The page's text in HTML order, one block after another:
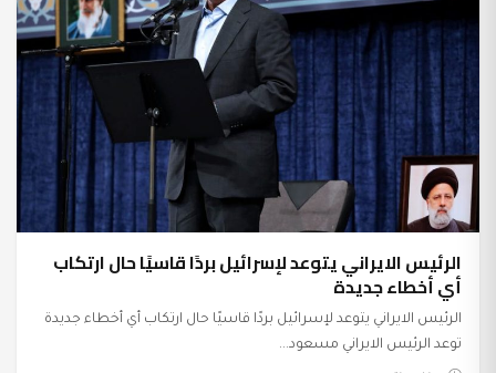
الرئيس الايراني يتوعد لإسرائيل بردًا قاسيًا حال ارتكاب
أي أخطاء جديدة
الرئيس الايراني يتوعد لإسرائيل بردًا قاسيًا حال ارتكاب أي أخطاء جديدة
توعد الرئيس الايراني مسعود...